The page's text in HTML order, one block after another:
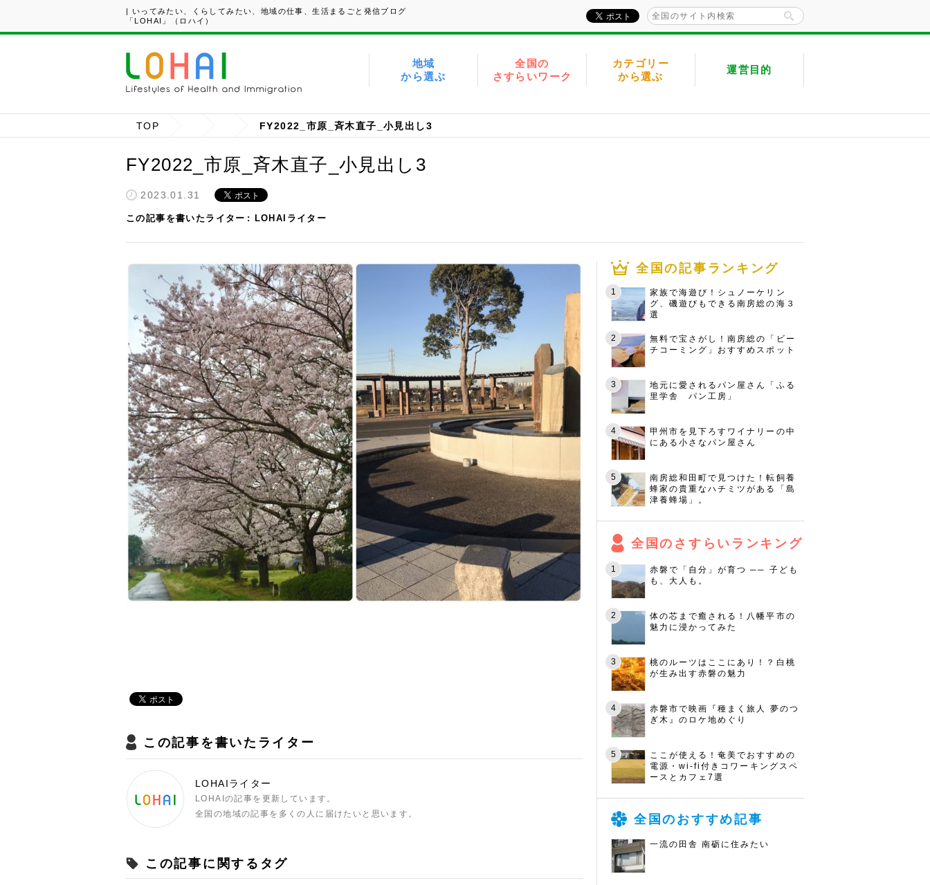
| いってみたい、くらしてみたい、地域の仕事、生活まるごと発信ブログ
「LOHAI」（ロハイ）
地域
から選ぶ
全国の
さすらいワーク
カテゴリー
から選ぶ
運営目的
TOP FY2022_市原_斉木直子_小見出し3
FY2022_市原_斉木直子_小見出し3
2023.01.31
この記事を書いたライター LOHAIライター
この記事を書いたライター
LOHAIライター
LOHAIの記事を更新しています。
全国の地域の記事を多くの人に届けたいと思います。
この記事に関するタグ
全国の記事ランキング
家族で海遊び！シュノーケリン
グ、磯遊びもできる南房総の海３
選
無料で宝さがし！南房総の「ビー
チコーミング」おすすめスポット
地元に愛されるパン屋さん「ふる
里学舎 パン工房」
甲州市を見下ろすワイナリーの中
にある小さなパン屋さん
南房総和田町で見つけた！転飼養
蜂家の貴重なハチミツがある「島
津養蜂場」。
全国のさすらいランキング
赤磐で「自分」が育つ ── 子ども
も、大人も。
体の芯まで癒される！八幡平市の
魅力に浸かってみた
桃のルーツはここにあり！？白桃
が生み出す赤磐の魅力
赤磐市で映画『種まく旅人 夢のつ
ぎ木』のロケ地めぐり
ここが使える！奄美でおすすめの
電源・wi-fi付きコワーキングスペ
ースとカフェ7選
全国のおすすめ記事
一流の田舎 南砺に住みたい